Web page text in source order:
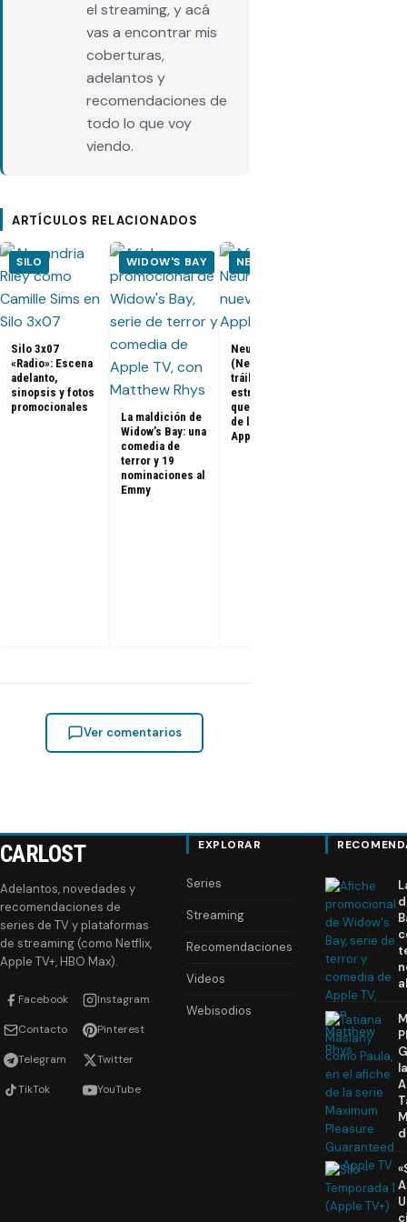
el streaming, y acá
vas a encontrar mis
coberturas,
adelantos y
recomendaciones de
todo lo que voy
viendo.
ARTÍCULOS RELACIONADOS
SILO
Silo 3x07
«Radio»: Escena
adelanto,
sinopsis y fotos
promocionales
WIDOW'S BAY
La maldición de
Widow’s Bay: una
comedia de
terror y 19
nominaciones al
Emmy
NEUROMANCER
Neuromancer
(Neuromante):
tráiler, fecha de
estreno y todo lo
que debes saber
de la serie de
Apple TV
Ver comentarios
CARLOST
Adelantos, novedades y
recomendaciones de
series de TV y plataformas
de streaming (como Netflix,
Apple TV+, HBO Max).
Facebook Instagram
Contacto Pinterest
Telegram Twitter
TikTok YouTube
EXPLORAR
Series
Streaming
Recomendaciones
Videos
Webisodios